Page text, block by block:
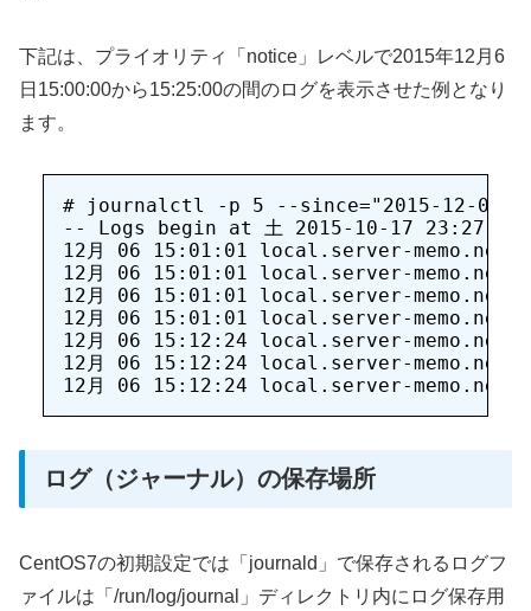
下記は、プライオリティ「notice」レベルで2015年12月6
日15:00:00から15:25:00の間のログを表示させた例となり
ます。
# journalctl -p 5 --since="2015-12-06
-- Logs begin at 土 2015-10-17
12月 06 15:01:01 local.server-
12月 06 15:01:01 local.server-
12月 06 15:01:01 local.server-
12月 06 15:01:01 local.server-
12月 06 15:12:24 local.server-
12月 06 15:12:24 local.server-
ログ（ジャーナル）の保存場所
CentOS7の初期設定では「journald」で保存されるログフ
ァイルは「/run/log/journal」ディレクトリ内にログ保存用